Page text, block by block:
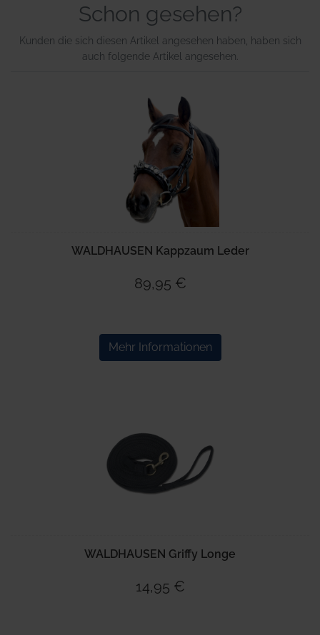
Schon gesehen?
Kunden die sich diesen Artikel angesehen haben, haben sich
auch folgende Artikel angesehen.
WALDHAUSEN Kappzaum Leder
89,95 €
Mehr Informationen
WALDHAUSEN Griffy Longe
14,95 €